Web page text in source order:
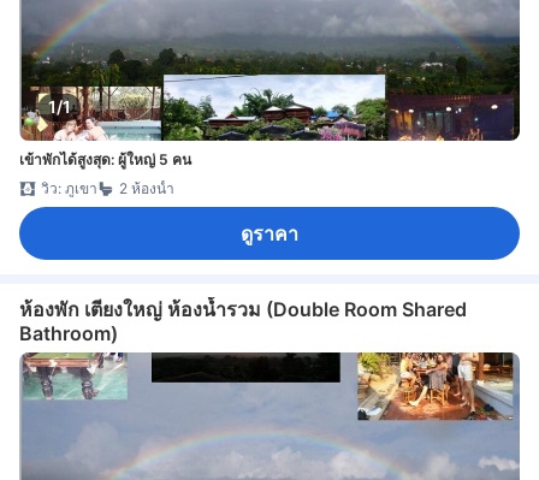
1/1
เข้าพักได้สูงสุด: ผู้ใหญ่ 5 คน
วิว: ภูเขา
2 ห้องน้ำ
ดูราคา
ห้องพัก เตียงใหญ่ ห้องน้ำรวม (Double Room Shared
Bathroom)